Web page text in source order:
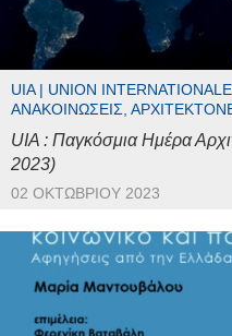
UIA | UNION
ΑΝΑΚΟΙΝΏΣΕΙΣ,
UIA : Παγκόσμια Ημέρα
2023)
02 ΟΚΤΩΒΡΊΟΥ 2023